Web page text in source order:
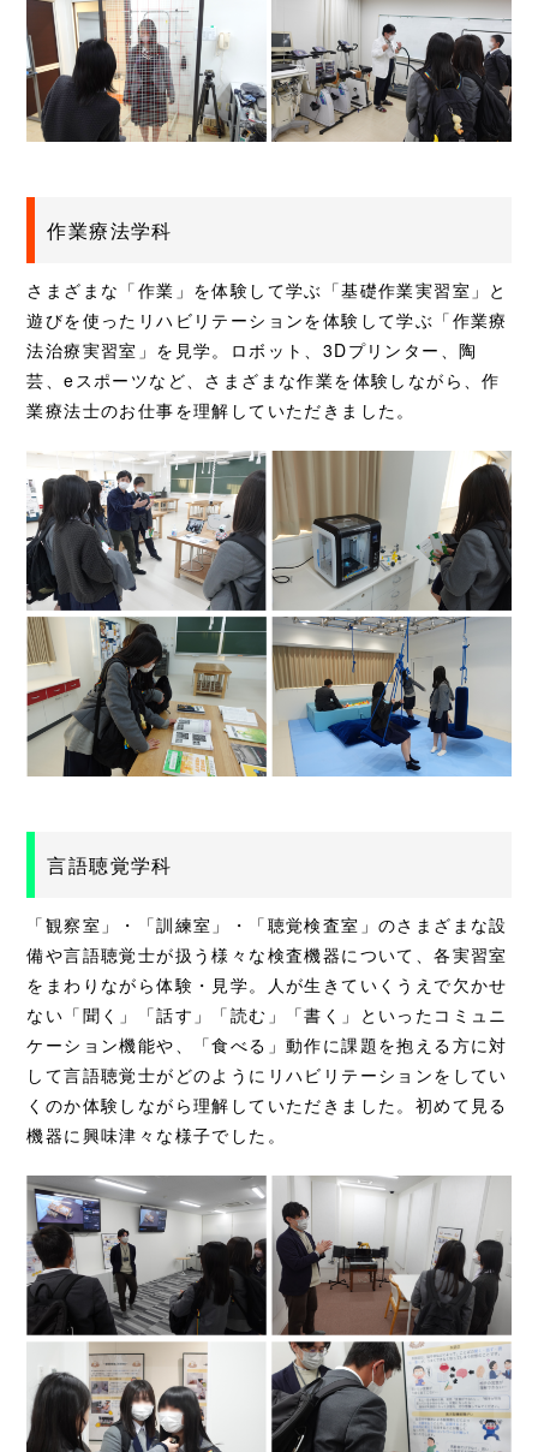
作業療法学科
さまざまな「作業」を体験して学ぶ「基礎作業実習室」と
遊びを使ったリハビリテーションを体験して学ぶ「作業療
法治療実習室」を見学。ロボット、3Dプリンター、陶
芸、eスポーツなど、さまざまな作業を体験しながら、作
業療法士のお仕事を理解していただきました。
言語聴覚学科
「観察室」・「訓練室」・「聴覚検査室」のさまざまな設
備や言語聴覚士が扱う様々な検査機器について、各実習室
をまわりながら体験・見学。人が生きていくうえで欠かせ
ない「聞く」「話す」「読む」「書く」といったコミュニ
ケーション機能や、「⾷べる」動作に課題を抱える⽅に対
して言語聴覚士がどのようにリハビリテーションをしてい
くのか体験しながら理解していただきました。初めて見る
機器に興味津々な様子でした。